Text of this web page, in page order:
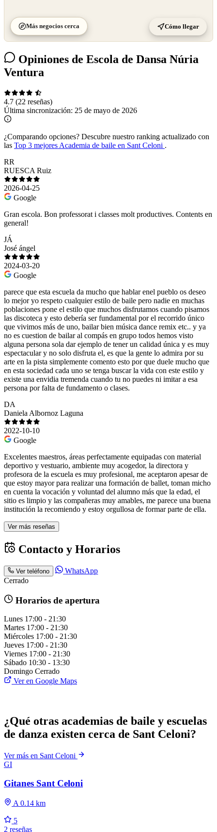
Más negocios cerca Cómo llegar
Opiniones de Escola de Dansa Núria
Ventura
4.7 (22 reseñas)
Última sincronización: 25 de mayo de 2026
¿Comparando opciones? Descubre nuestro ranking actualizado con
las Top 3 mejores Academia de baile en Sant Celoni .
RR
RUESCA Ruiz
2026-04-25
Google
Gran escola. Bon professorat i classes molt productives. Contents en
general!
JÁ
José ángel
2024-03-20
Google
parece que esta escuela da mucho que hablar enel pueblo os deseo
lo mejor yo respeto cualquier estilo de baile pero nadie en muchas
poblaciones pone el estilo que muchos disfrutamos cuando pisamos
las discoteca y esto debería ser fundamental por el recorrido único
que vivimos más de uno, bailar bien música dance remix etc.. y ya
no es cuestion de bailar al compás en grupo todos hemos visto
alguna persona sola dar ejemplo de tener un calidad única y es muy
espectacular y no solo disfruta el, es que la gente lo admira por su
arte en la pista simplemente comento esto por que duele mucho que
en esta sociedad cada uno se tenga buscar la vida con este estilo y
existe una envidia tremenda cuando tu no puedes ni imitar a esa
persona por falta de fundamento o clases.
DA
Daniela Albornoz Laguna
2022-10-10
Google
Excelentes maestros, áreas perfectamente equipadas con material
deportivo y vestuario, ambiente muy acogedor, la directora y
profesora de la escuela es muy profesional, me aceptaron apesar de
que estoy mayor para realizar una formación de ballet, toman micho
en cuenta la vocación y voluntad del alumno más que la edad, el
sitio es limpio y las compañeras muy amables, me parece una buena
institución la recomiendo y estoy orgullosa de formar parte de ella.
Ver más reseñas
Contacto y Horarios
Ver teléfono
WhatsApp
Cerrado
Horarios de apertura
Lunes 17:00 - 21:30
Martes 17:00 - 21:30
Miércoles 17:00 - 21:30
Jueves 17:00 - 21:30
Viernes 17:00 - 21:30
Sábado 10:30 - 13:30
Domingo Cerrado
Ver en Google Maps
¿Qué otras academias de baile y escuelas
de danza existen cerca de Sant Celoni?
Ver más en Sant Celoni
GI
Gitanes Sant Celoni
A 0.14 km
5
2 reseñas